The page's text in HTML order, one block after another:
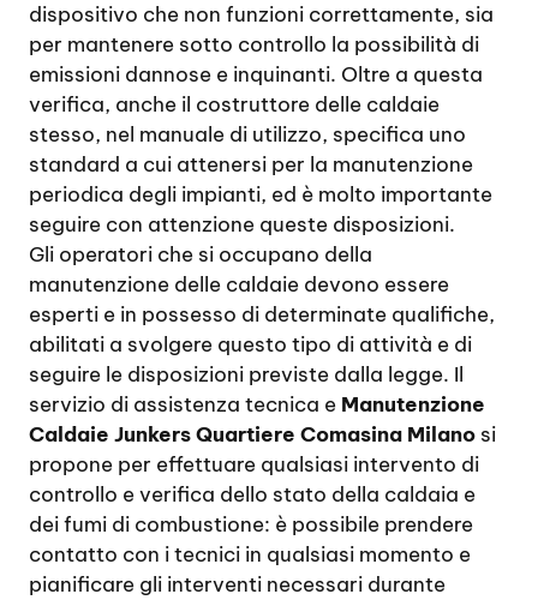
dispositivo che non funzioni correttamente, sia
per mantenere sotto controllo la possibilità di
emissioni dannose e inquinanti. Oltre a questa
verifica, anche il costruttore delle caldaie
stesso, nel manuale di utilizzo, specifica uno
standard a cui attenersi per la manutenzione
periodica degli impianti, ed è molto importante
seguire con attenzione queste disposizioni.
Gli operatori che si occupano della
manutenzione delle caldaie devono essere
esperti e in possesso di determinate qualifiche,
abilitati a svolgere questo tipo di attività e di
seguire le disposizioni previste dalla legge. Il
servizio di assistenza tecnica e Manutenzione
Caldaie Junkers Quartiere Comasina Milano si
propone per effettuare qualsiasi intervento di
controllo e verifica dello stato della caldaia e
dei fumi di combustione: è possibile prendere
contatto con i tecnici in qualsiasi momento e
pianificare gli interventi necessari durante